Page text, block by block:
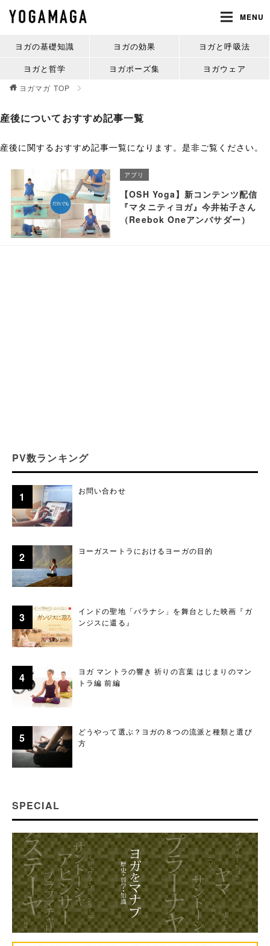
MENU
ヨガの基礎知識 ヨガの効果
ヨガと呼吸法
ヨガと哲学
ヨガポーズ集 ヨガウェア
ヨガマガ TOP
産後についておすすめ記事一覧
産後に関するおすすめ記事一覧になります。是非ご覧ください。
アプリ
【OSH Yoga】新コンテンツ配信
『マタニティヨガ』今井祐子さん
（Reebok Oneアンバサダー）
PV数ランキング
お問い合わせ
ヨーガスートラにおけるヨーガの目的
インドの聖地「バラナシ」を舞台とした映画『ガ
ンジスに還る』
ヨガ マントラの響き 祈りの言葉 はじまりのマン
トラ編 前編
どうやって選ぶ？ヨガの８つの流派と種類と選び
方
SPECIAL